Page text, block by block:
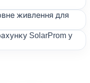
живлення для
SolarProm у